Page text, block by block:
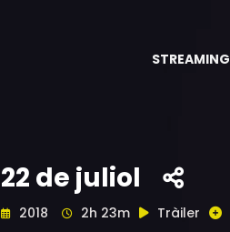
STREAMING
22 de juliol
2018 2h 23m Tràiler